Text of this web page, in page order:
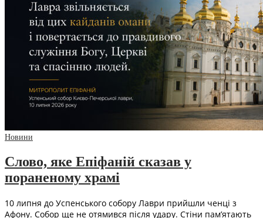
Новини
Слово, яке Епіфаній сказав у
пораненому храмі
10 липня до Успенського собору Лаври прийшли ченці з
Афону. Собор ще не отямився після удару. Стіни пам’ятають